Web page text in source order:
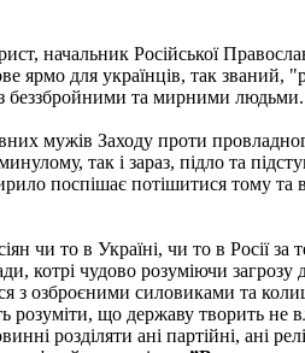
начальник Російської
ярмо для українців, так званий,
беззбройними та мирними людьми.
мужів Заходу проти
так і зараз, підло та
поспішає потішитися тому та
чи то в Україні, чи то в Росії
котрі чудово розуміючи
з озброєними силовиками та
розуміти, що державу творить
розділяти ані партійні, ані